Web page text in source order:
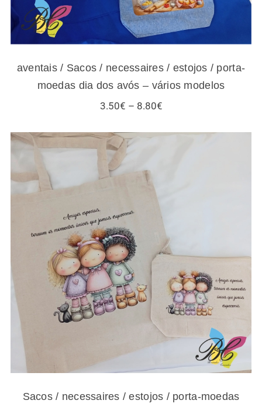
aventais / Sacos / necessaires / estojos / porta-
moedas dia dos avós – vários modelos
3.50€ – 8.80€Price
Sacos / necessaires / estojos / porta-
moedas para amigas e gatos – vários
modelos
Sacos / necessaires / estojos / porta-moedas